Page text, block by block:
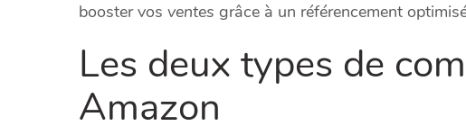
booster vos ventes grâce à un référencement
Les deux types de
Amazon